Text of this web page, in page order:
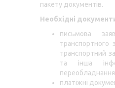
пакету документів.
Необхідні
письмова
транспортного
транспортний
та інша
платіжні